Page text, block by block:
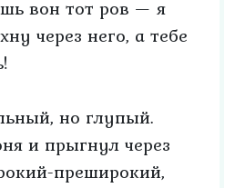
вон тот ров — я
через него, а тебе
но глупый.
и прыгнул через
преширокий,